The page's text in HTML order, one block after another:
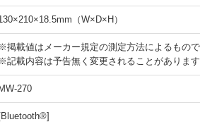
（W×D×H）
※掲載値はメーカー規定の測定方法によるもの
※記載内容は予告無く変更されることがありま
MW-270
[Bluetooth®]